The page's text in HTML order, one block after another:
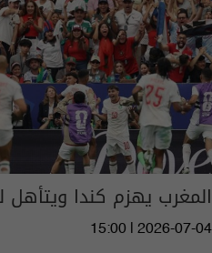
المغرب يهزم كندا ويتأهل
15:00 | 2026-07-04